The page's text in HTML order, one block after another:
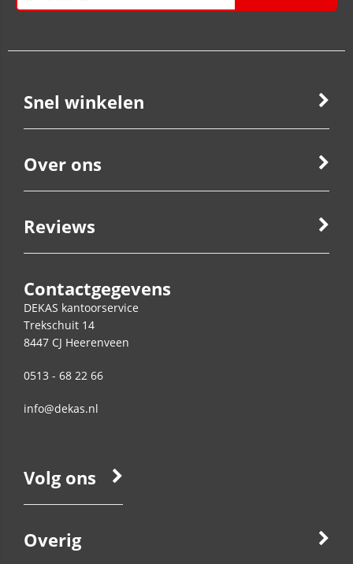
Snel winkelen
Over ons
Reviews
Contactgegevens
DEKAS kantoorservice
Trekschuit 14
8447 CJ Heerenveen
0513 - 68 22 66
info@dekas.nl
Volg ons
Overig